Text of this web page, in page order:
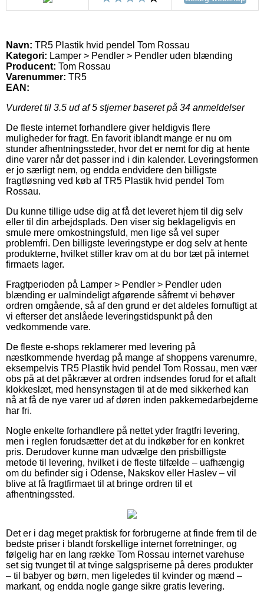
Navn: TR5 Plastik hvid pendel Tom Rossau
Kategori: Lamper > Pendler > Pendler uden blænding
Producent: Tom Rossau
Varenummer: TR5
EAN:
Vurderet til 3.5 ud af 5 stjerner baseret på 34 anmeldelser
De fleste internet forhandlere giver heldigvis flere
muligheder for fragt. En favorit iblandt mange er nu om
stunder afhentningssteder, hvor det er nemt for dig at hente
dine varer når det passer ind i din kalender. Leveringsformen
er jo særligt nem, og endda endvidere den billigste
fragtløsning ved køb af TR5 Plastik hvid pendel Tom
Rossau.
Du kunne tillige udse dig at få det leveret hjem til dig selv
eller til din arbejdsplads. Den viser sig beklageligvis en
smule mere omkostningsfuld, men lige så vel super
problemfri. Den billigste leveringstype er dog selv at hente
produkterne, hvilket stiller krav om at du bor tæt på internet
firmaets lager.
Fragtperioden på Lamper > Pendler > Pendler uden
blænding er ualmindeligt afgørende såfremt vi behøver
ordren omgående, så af den grund er det aldeles fornuftigt at
vi efterser det anslåede leveringstidspunkt på den
vedkommende vare.
De fleste e-shops reklamerer med levering på
næstkommende hverdag på mange af shoppens varenumre,
eksempelvis TR5 Plastik hvid pendel Tom Rossau, men vær
obs på at det påkræver at ordren indsendes forud for et aftalt
klokkeslæt, med hensynstagen til at de med sikkerhed kan
nå at få de nye varer ud af døren inden pakkemedarbejderne
har fri.
Nogle enkelte forhandlere på nettet yder fragtfri levering,
men i reglen forudsætter det at du indkøber for en konkret
pris. Derudover kunne man udvælge den prisbilligste
metode til levering, hvilket i de fleste tilfælde – uafhængig
om du befinder sig i Odense, Nakskov eller Haslev – vil
blive at få fragtfirmaet til at bringe ordren til et
afhentningssted.
Det er i dag meget praktisk for forbrugerne at finde frem til de
bedste priser i blandt forskellige internet forretninger, og
følgelig har en lang række Tom Rossau internet varehuse
set sig tvunget til at tvinge salgspriserne på deres produkter
– til babyer og børn, men ligeledes til kvinder og mænd –
markant, og endda nogle gange sikre gratis levering.